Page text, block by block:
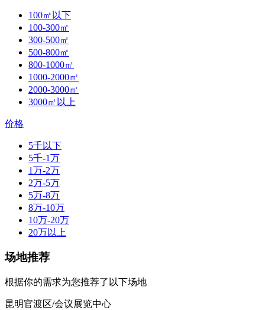
100㎡以下
100-300㎡
300-500㎡
500-800㎡
800-1000㎡
1000-2000㎡
2000-3000㎡
3000㎡以上
价格
5千以下
5千-1万
1万-2万
2万-5万
5万-8万
8万-10万
10万-20万
20万以上
场地推荐
根据你的需求为您推荐了以下场地
昆明官渡区/会议展览中心